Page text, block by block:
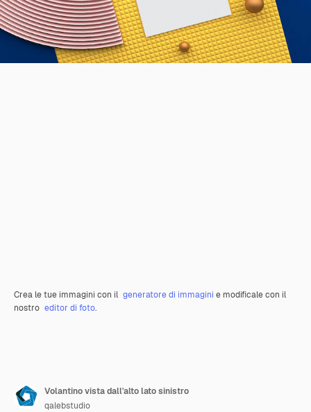
Crea le tue immagini con il generatore di immagini e modificale con il
nostro editor di foto.
Volantino vista dall'alto lato sinistro
qalebstudio